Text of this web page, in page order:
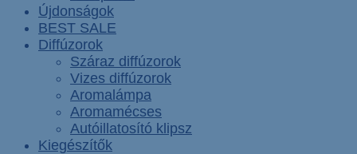
Újdonságok
BEST SALE
Diffúzorok
Száraz diffúzorok
Vizes diffúzorok
Aromalámpa
Aromamécses
Autóillatosító klipsz
Kiegészítők